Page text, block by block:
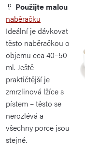
🥄 Použijte malou
naběračku
Ideální je dávkovat
těsto naběračkou o
objemu cca 40–50
ml. Ještě
praktičtější je
zmrzlinová lžíce s
pístem – těsto se
nerozlévá a
všechny porce jsou
stejné.